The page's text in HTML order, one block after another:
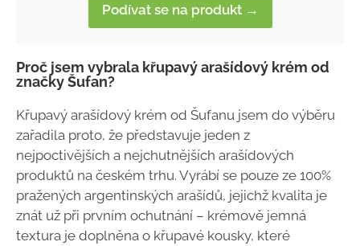
Podívat se na produkt →
Proč jsem vybrala křupavý arašídový krém od
značky Šufan?
Křupavý arašídový krém od Šufanu jsem do výběru
zařadila proto, že představuje jeden z
nejpoctivějších a nejchutnějších arašídových
produktů na českém trhu. Vyrábí se pouze ze 100%
pražených argentinských arašídů, jejichž kvalita je
znát už při prvním ochutnání – krémově jemná
textura je doplněna o křupavé kousky, které